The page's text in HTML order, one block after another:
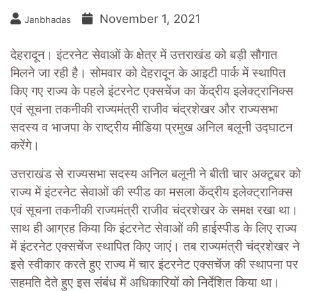
Janbhadas November 1, 2021
देहरादून।इंटरनेट सेवाओं के क्षेत्र में उत्तराखंड को बड़ी सौगात
मिलने जा रही है। सोमवार को देहरादून के आइटी पार्क में स्थापित
किए गए राज्य के पहले इंटरनेट एक्सचेंज का केंद्रीय इलेक्ट्रानिक्स
एवं सूचना तकनीकी राज्यमंत्री राजीव चंद्रशेखर और राज्यसभा
सदस्य व भाजपा के राष्ट्रीय मीडिया प्रमुख अनिल बलूनी उद्घाटन
करेंगे।
उत्तराखंड से राज्यसभा सदस्य अनिल बलूनी ने बीती चार अक्टूबर को
राज्य में इंटरनेट सेवाओं की स्पीड का मसला केंद्रीय इलेक्ट्रानिक्स
एवं सूचना तकनीकी राज्यमंत्री राजीव चंद्रशेखर के समक्ष रखा था।
साथ ही आग्रह किया कि इंटरनेट सेवाओं की हाईस्पीड के लिए राज्य
में इंटरनेट एक्सचेंज स्थापित किए जाएं। तब राज्यमंत्री चंद्रशेखर ने
इसे स्वीकार करते हुए राज्य में चार इंटरनेट एक्सचेंज की स्थापना पर
सहमति देते हुए इस संबंध में अधिकारियों को निर्देशित किया था।